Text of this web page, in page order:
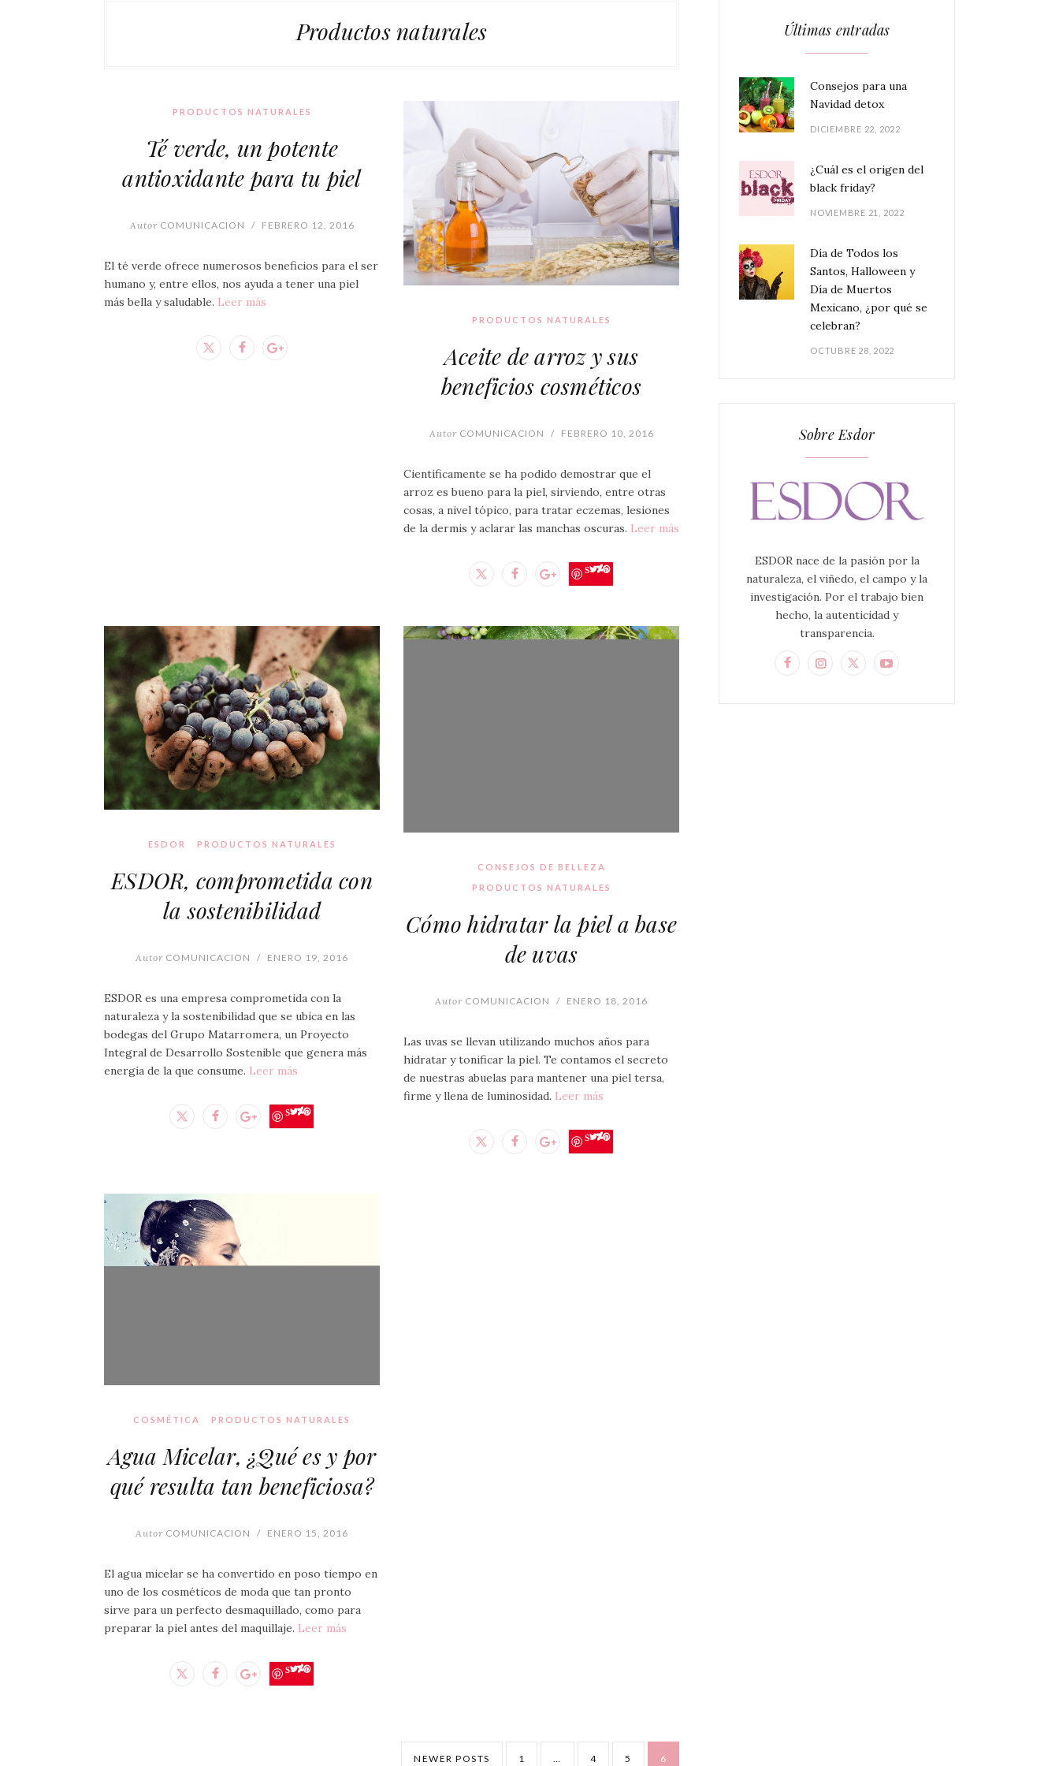
Productos naturales
PRODUCTOS NATURALES
Té verde, un potente
antioxidante para tu piel
AutorCOMUNICACION / FEBRERO 12, 2016
El té verde ofrece numerosos beneficios para el ser
humano y, entre ellos, nos ayuda a tener una piel
más bella y saludable. Leer más
PRODUCTOS NATURALES
Aceite de arroz y sus
beneficios cosméticos
AutorCOMUNICACION / FEBRERO 10, 2016
Científicamente se ha podido demostrar que el
arroz es bueno para la piel, sirviendo, entre otras
cosas, a nivel tópico, para tratar eczemas, lesiones
de la dermis y aclarar las manchas oscuras. Leer más
Save
ESDOR PRODUCTOS NATURALES
ESDOR, comprometida con
la sostenibilidad
Autor COMUNICACION / ENERO 19, 2016
ESDOR es una empresa comprometida con la
naturaleza y la sostenibilidad que se ubica en las
bodegas del Grupo Matarromera, un Proyecto
Integral de Desarrollo Sostenible que genera más
energía de la que consume. Leer más
Save
CONSEJOS DE BELLEZA
PRODUCTOS NATURALES
Cómo hidratar la piel a base
de uvas
Autor COMUNICACION / ENERO 18, 2016
Las uvas se llevan utilizando muchos años para
hidratar y tonificar la piel. Te contamos el secreto
de nuestras abuelas para mantener una piel tersa,
firme y llena de luminosidad. Leer más
Save
COSMÉTICA PRODUCTOS NATURALES
Agua Micelar, ¿Qué es y por
qué resulta tan beneficiosa?
Autor COMUNICACION / ENERO 15, 2016
El agua micelar se ha convertido en poso tiempo en
uno de los cosméticos de moda que tan pronto
sirve para un perfecto desmaquillado, como para
preparar la piel antes del maquillaje. Leer más
Save
NEWER POSTS 1 … 4 5 6
Últimas entradas
Consejos para una
Navidad detox
DICIEMBRE 22, 2022
¿Cuál es el origen del
black friday?
NOVIEMBRE 21, 2022
Día de Todos los
Santos, Halloween y
Día de Muertos
Mexicano, ¿por qué se
celebran?
OCTUBRE 28, 2022
Sobre Esdor
ESDOR nace de la pasión por la
naturaleza, el viñedo, el campo y la
investigación. Por el trabajo bien
hecho, la autenticidad y
transparencia.